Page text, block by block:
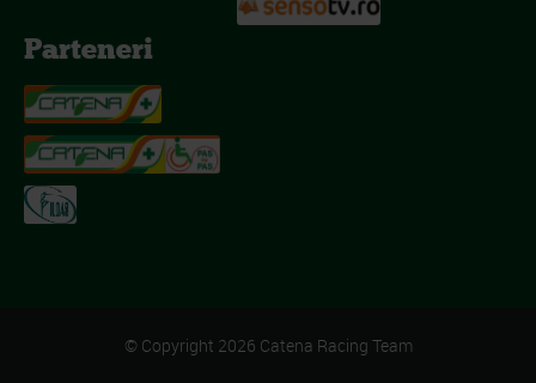
Parteneri
© Copyright 2026 Catena Racing Team